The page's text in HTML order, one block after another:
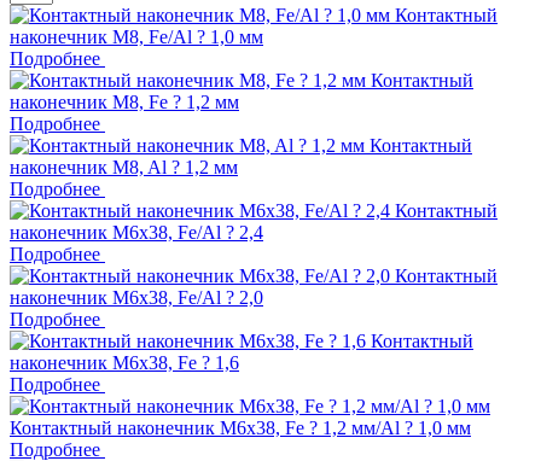
Контактный
наконечник M8, Fe/Al ? 1,0 мм
Подробнее
Контактный
наконечник M8, Fe ? 1,2 мм
Подробнее
Контактный
наконечник M8, Al ? 1,2 мм
Подробнее
Контактный
наконечник M6x38, Fe/Al ? 2,4
Подробнее
Контактный
наконечник M6x38, Fe/Al ? 2,0
Подробнее
Контактный
наконечник M6x38, Fe ? 1,6
Подробнее
Контактный наконечник M6x38, Fe ? 1,2 мм/Al ? 1,0 мм
Подробнее